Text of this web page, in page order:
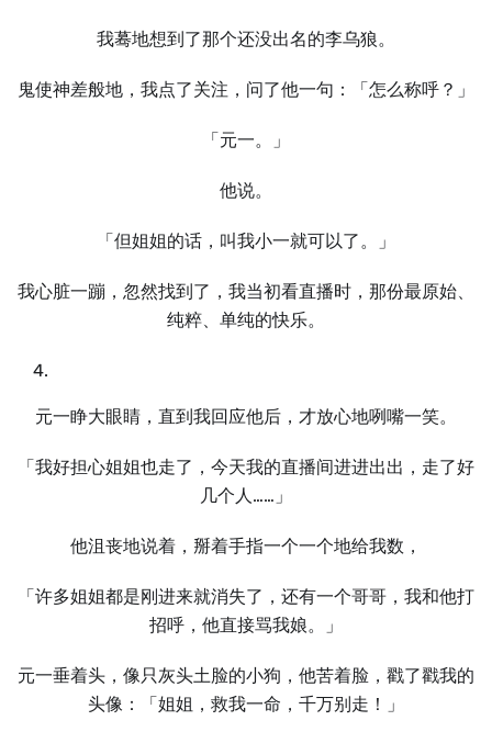
我蓦地想到了那个还没出名的李乌狼。
鬼使神差般地，我点了关注，问了他⼀句：「怎么称呼？」
「元⼀。」
他说。
「但姐姐的话，叫我小⼀就可以了。」
我心脏⼀蹦，忽然找到了，我当初看直播时，那份最原始、
纯粹、单纯的快乐。
元⼀睁⼤眼睛，直到我回应他后，才放心地咧嘴⼀笑。
「我好担心姐姐也走了，今天我的直播间进进出出，走了好
几个⼈……」
他沮丧地说着，掰着手指⼀个⼀个地给我数，
「许多姐姐都是刚进来就消失了，还有⼀个哥哥，我和他打
招呼，他直接骂我娘。」
元⼀垂着头，像只灰头土脸的小狗，他苦着脸，戳了戳我的
头像：「姐姐，救我⼀命，千万别走！」